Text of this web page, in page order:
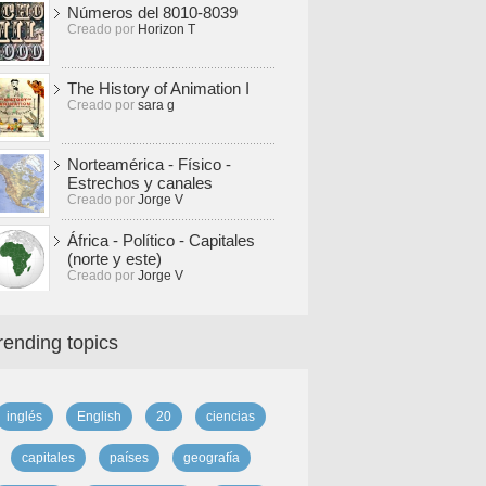
Números del 8010-8039
Creado por Horizon T
The History of Animation I
Creado por sara g
Norteamérica - Físico -
Estrechos y canales
Creado por Jorge V
África - Político - Capitales
(norte y este)
Creado por Jorge V
topics
inglés English 20 ciencias
capitales países geografía